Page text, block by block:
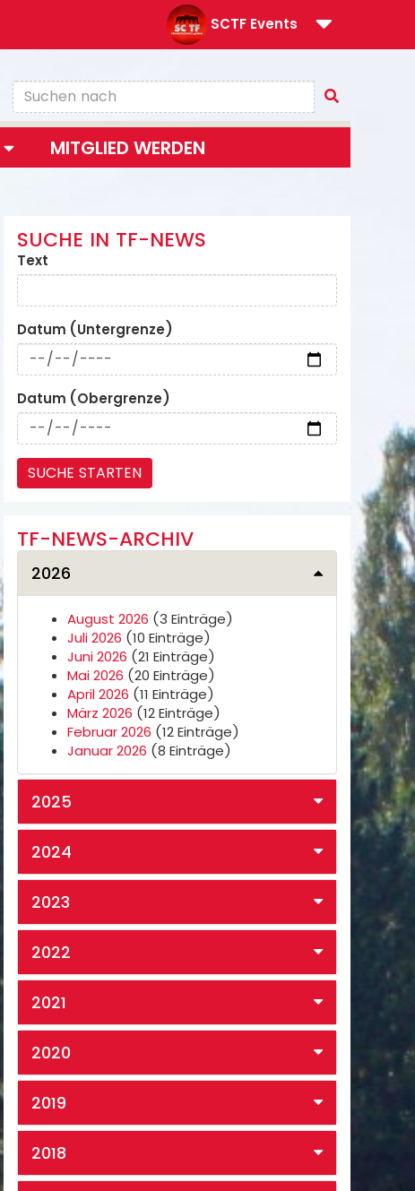
SCTF Events
MITGLIED WERDEN
SUCHE IN TF-NEWS
Text
Datum (Untergrenze)
Datum (Obergrenze)
TF-NEWS-ARCHIV
2026
August 2026 (3 Einträge)
Juli 2026 (10 Einträge)
Juni 2026 (21 Einträge)
Mai 2026 (20 Einträge)
April 2026 (11 Einträge)
März 2026 (12 Einträge)
Februar 2026 (12 Einträge)
Januar 2026 (8 Einträge)
2025
2024
2023
2022
2021
2020
2019
2018